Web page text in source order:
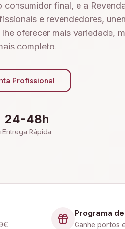
final, e a Revenda
e revendedores,
oferecer mais variedade,
completo.
Profissional
24-48h
Entrega Rápida
Programa
Ganhe pontos